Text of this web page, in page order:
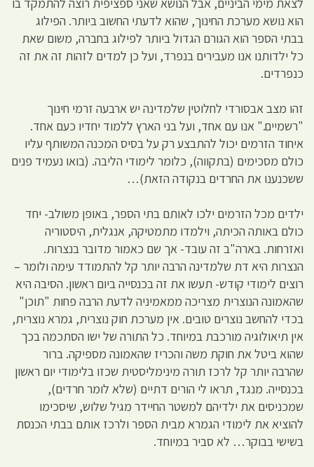
הוא נושא מערכת החינוך, שהוא לדעתי החשוב ביותר. הפילוג
בבתי הספר הוא הגורם הגדול ביותר לפילוג בחברה, משום שאת
כל ילדותנו אנו מעבירים בנפרד, ועל כן למדים לזהות זה את זה
כנפרדים.
זהו מצב אבסורדי לחלוטין שלמדינה יש ארבעה זרמי חינוך
"רשמיים." אנו עם אחד, ועל בני הארץ ללמוד יחדיו כעם אחד.
איחוד הזרמים יכול להתבצע רק על בסיס המכנה המשותף עליו
כולם מסכימים (בתקווה), כלומר לימודי הליבה. (בואו נעמיד פנים
ששכנענו את החרדים בנקודה הזאת)…
ילדים מכל הזרמים ילכו לאותם בתי הספר, באופן משולב- יחד
כולם באותה הכיתה, וילמדו מתמטיקה, אנגלית, היסטוריה
ואזרחות. בארה"ב זה עובד- אך שם כאמור מדובר בנצרות.
הנצרות היא דת שלמדינה הרבה יותר קל להתמודד עימה ולומר –
רוצים לימודי קודש- תעשו את זה בכנסייה ביום ראשון. הסיבה היא
שהאמונה הנוצרית מצריכה ממאמיניה לדעת הרבה פחות "תוכן"
בכדי להחשב נוצרים טובים. אין מערכת חוק נוצרית, גמרא נוצרית,
אין תיאולוגיה מורכבת במיוחד. כל התורה של ישו הסתכמה בכך
שהוא ביטל את חוקת משה והכריז שהאמונה מספיקה. ברור
שהרבה יותר קל לרכז תורה מינימליסטית שכזו בלימודי יום ראשון
בכנסייה. מנגד, תראו לי הורים דתיים (שלא לומר חרדים),
שמכניסים את ילדיהם למשטר החיידר מגיל שלוש, שיסכימו
להוציא את לימודי הגמרא מבית הספר ולרכז אותם בבתי הכנסת
בשישי בבוקר… לא סביר במיוחד.